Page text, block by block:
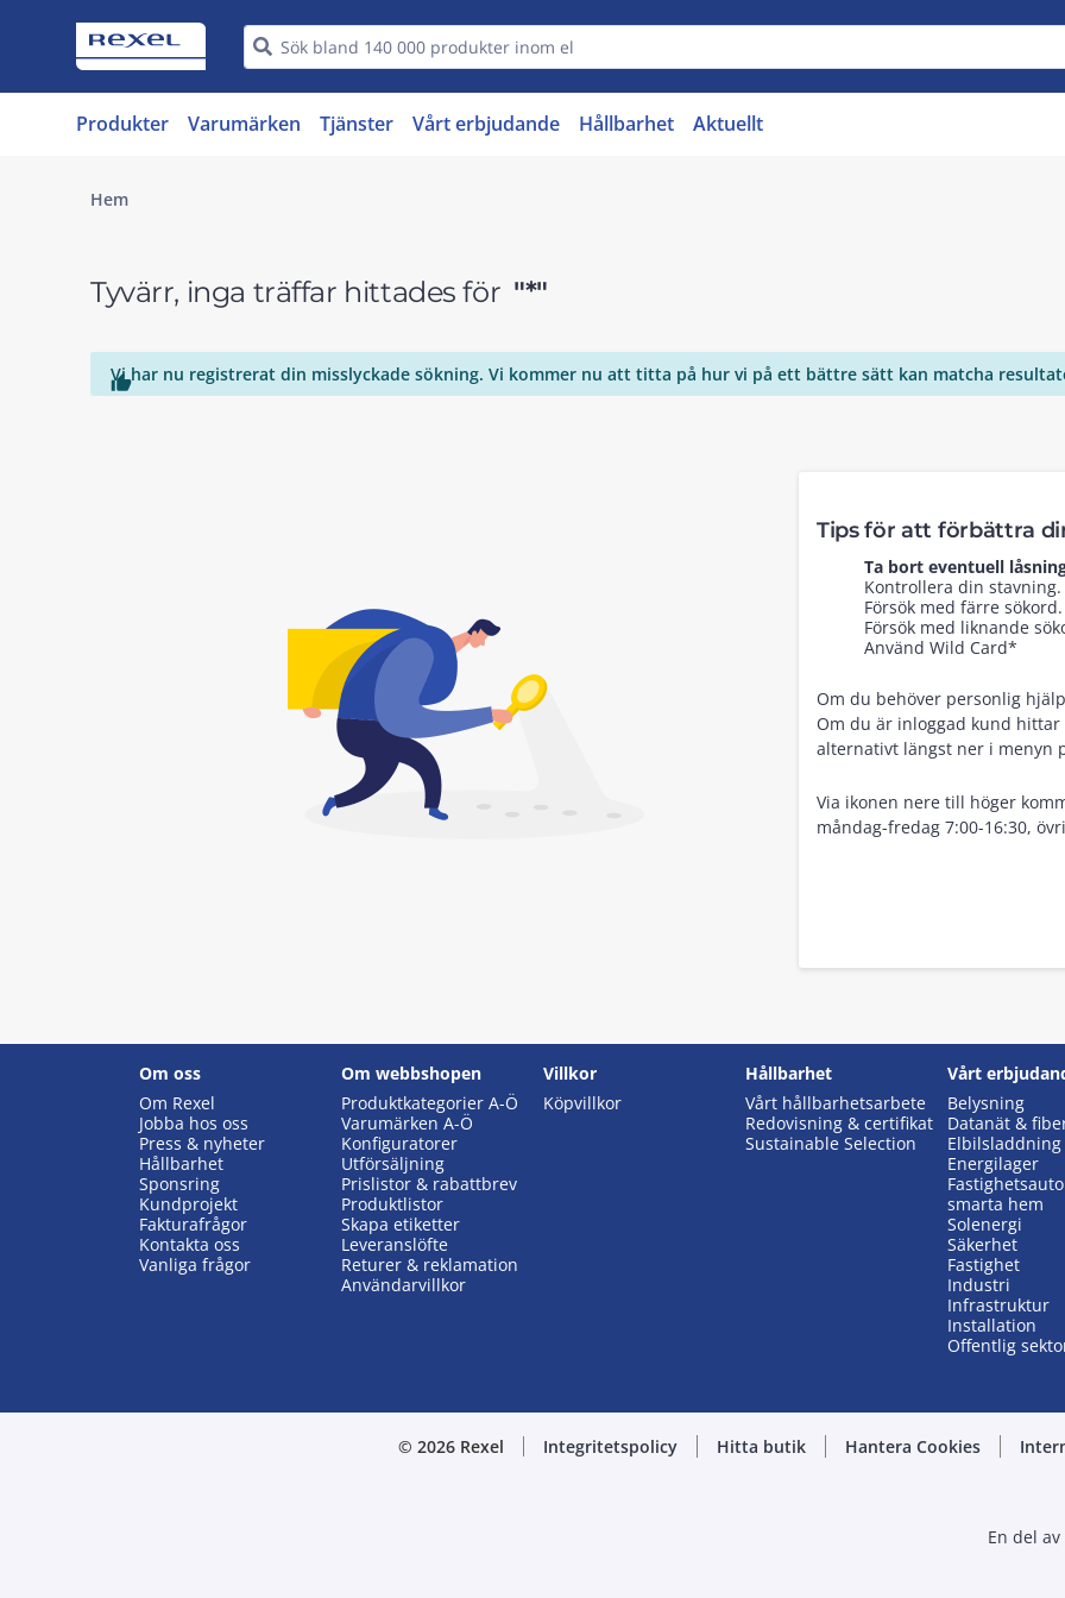
Produkter Varumärken Tjänster Vårt erbjudande Hållbarhet Aktuellt
Hem
Tyvärr, inga träffar hittades för "*"

Vi har nu registrerat din misslyckade sökning. Vi kommer nu att titta på hur vi på ett bättre sätt kan matcha
Tips för att förbättra
Ta bort eventuell
Kontrollera din stavning.
Försök med färre sökord.
Försök med liknande
Använd Wild Card*
Om du behöver personlig
Om du är inloggad kund
alternativt längst ner i menyn
Via ikonen nere till höger
måndag-fredag 7:00-16:30,
Om oss
Om Rexel
Jobba hos oss
Press & nyheter
Hållbarhet
Sponsring
Kundprojekt
Fakturafrågor
Kontakta oss
Vanliga frågor
Om webbshopen
Produktkategorier A-Ö
Varumärken A-Ö
Konfiguratorer
Utförsäljning
Prislistor & rabattbrev
Produktlistor
Skapa etiketter
Leveranslöfte
Returer & reklamation
Användarvillkor
Villkor
Köpvillkor
Hållbarhet
Vårt hållbarhetsarbete
Redovisning & certifikat
Sustainable Selection
Vårt
Belysning
Datanät &
Elbilsladdning
Energilager
smarta hem
Solenergi
Säkerhet
Fastighet
Industri
Infrastruktur
Installation
Offentlig
© 2026 Rexel Integritetspolicy Hitta butik Hantera Cookies
En del